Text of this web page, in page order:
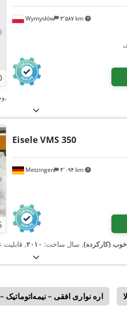
Wymysłów ۳٬۵۸۷ km
,
Metzingen ۴٬۰۹۴ km
Eisele VMS 350
خوب (کارکرده), سال ساخت: ۲۰۱۰,
اره نواری افقی – نیمه‌اتوماتیک –